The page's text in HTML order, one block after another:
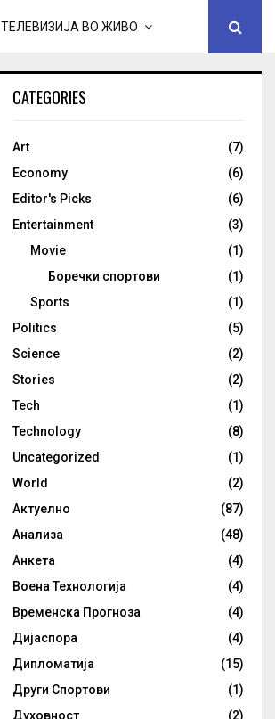
ТЕЛЕВИЗИЈА ВО ЖИВО
CATEGORIES
Art
(7)
Economy
(6)
Editor's Picks
(6)
Entertainment
(3)
Movie
(1)
Боречки спортови
(1)
Sports
(1)
Politics
(5)
Science
(2)
Stories
(2)
Tech
(1)
Technology
(8)
Uncategorized
(1)
World
(2)
Актуелно
(87)
Анализа
(48)
Анкета
(4)
Воена Технологија
(4)
Временска Прогноза
(4)
Дијаспора
(4)
Дипломатија
(15)
Други Спортови
(1)
Духовност
(2)